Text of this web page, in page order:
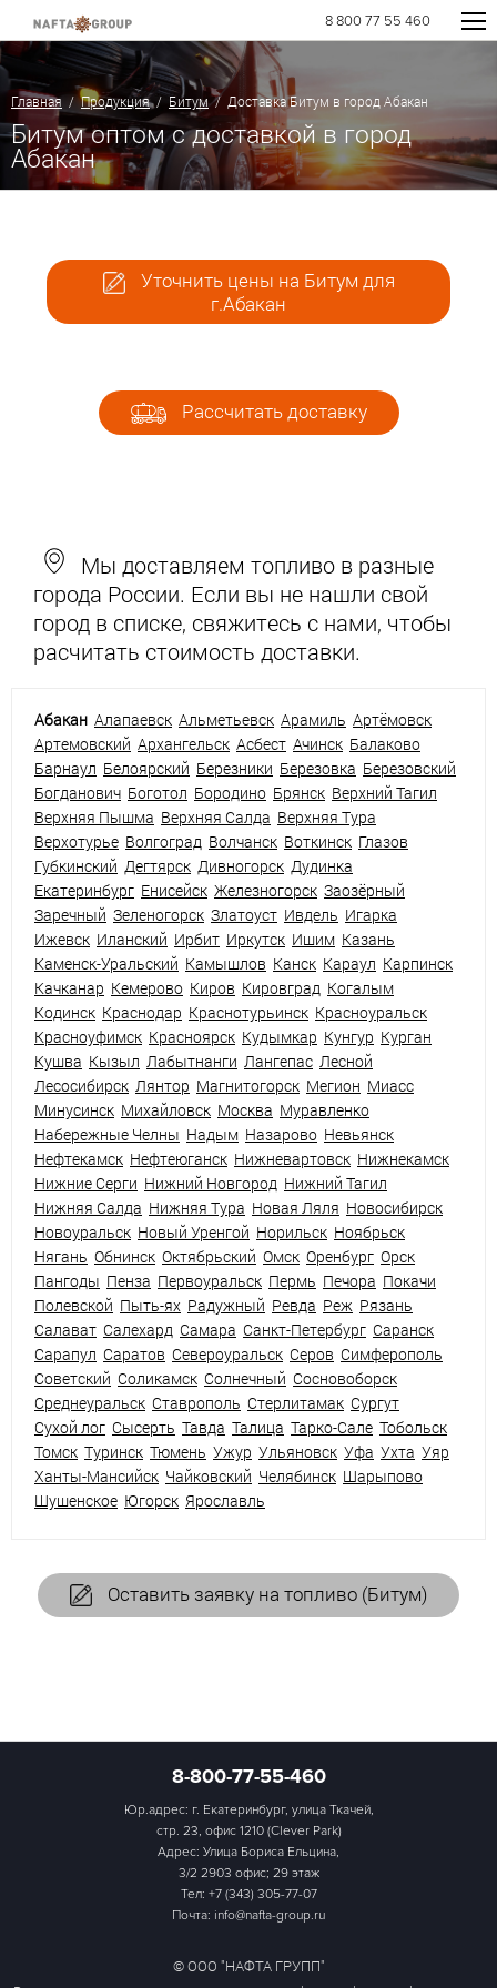
8 800 77 55 460
Главная /Продукция/ Битум/ Доставка Битум в город Абакан
Битум оптом с доставкой в город
Абакан
Уточнить цены на Битум для
г.Абакан
Рассчитать доставку
Мы доставляем топливо в разные
города России. Если вы не нашли свой
город в списке, свяжитесь с нами, чтобы
расчитать стоимость доставки.
Абакан Алапаевск Альметьевск Арамиль Артёмовск
Артемовский Архангельск Асбест Ачинск Балаково
Барнаул Белоярский Березники Березовка Березовский
Богданович Боготол Бородино Брянск Верхний Тагил
Верхняя Пышма Верхняя Салда Верхняя Тура
Верхотурье Волгоград Волчанск Воткинск Глазов
Губкинский Дегтярск Дивногорск Дудинка
Екатеринбург Енисейск Железногорск Заозёрный
Заречный Зеленогорск Златоуст Ивдель Игарка
Ижевск Иланский Ирбит Иркутск Ишим Казань
Каменск-Уральский Камышлов Канск Караул Карпинск
Качканар Кемерово Киров Кировград Когалым
Кодинск Краснодар Краснотурьинск Красноуральск
Красноуфимск Красноярск Кудымкар Кунгур Курган
Кушва Кызыл Лабытнанги Лангепас Лесной
Лесосибирск Лянтор Магнитогорск Мегион Миасс
Минусинск Михайловск Москва Муравленко
Набережные Челны Надым Назарово Невьянск
Нефтекамск Нефтеюганск Нижневартовск Нижнекамск
Нижние Серги Нижний Новгород Нижний Тагил
Нижняя Салда Нижняя Тура Новая Ляля Новосибирск
Новоуральск Новый Уренгой Норильск Ноябрьск
Нягань Обнинск Октябрьский Омск Оренбург Орск
Пангоды Пенза Первоуральск Пермь Печора Покачи
Полевской Пыть-ях Радужный Ревда Реж Рязань
Салават Салехард Самара Санкт-Петербург Саранск
Сарапул Саратов Североуральск Серов Симферополь
Советский Соликамск Солнечный Сосновоборск
Среднеуральск Ставрополь Стерлитамак Сургут
Сухой лог Сысерть Тавда Талица Тарко-Сале Тобольск
Томск Туринск Тюмень Ужур Ульяновск Уфа Ухта Уяр
Ханты-Мансийск Чайковский Челябинск Шарыпово
Шушенское Югорск Ярославль
Оставить заявку на топливо (Битум)
8-800-77-55-460
Юр.адрес: г. Екатеринбург, улица Ткачей,
стр. 23, офис 1210 (Clever Park)
Адрес: Улица Бориса Ельцина,
3/2 2903 офис; 29 этаж
Тел: +7 (343) 305-77-07
Почта: info@nafta-group.ru
© ООО "НАФТА ГРУПП"